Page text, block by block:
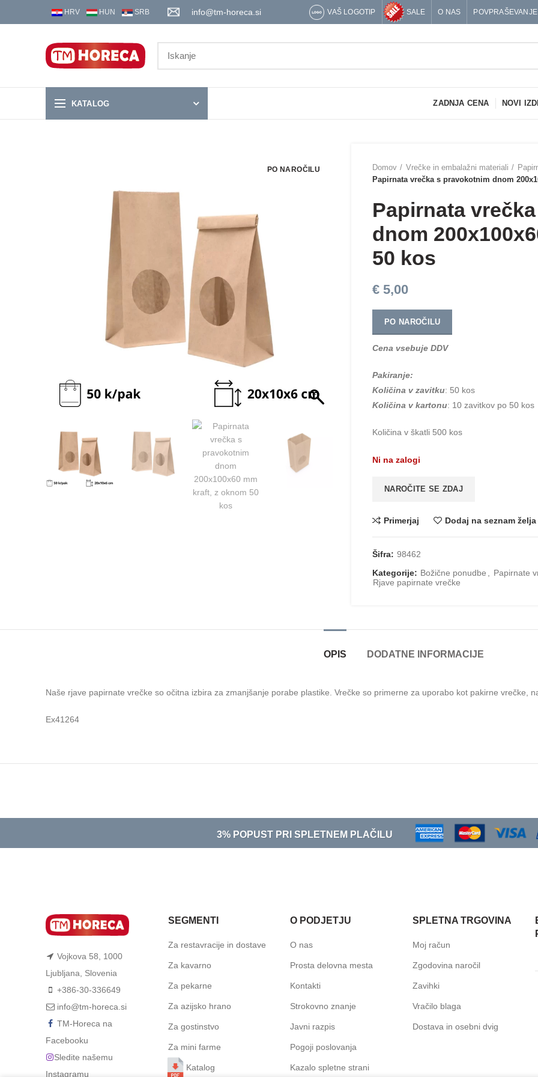
HRV HUN SRB info@tm-horeca.si VAŠ LOGOTIP SALE O NAS POVPRAŠEVANJE
KATALOG ZADNJA CENA NOVI
PO NAROČILU Domov Vrečke in embalažni materiali
Papirnata vrečka s pravokotnim dnom
Papirnata
dnom
50 kos
€5,00
PO NAROČILU
Cena vsebuje DDV
Pakiranje:
Količina v zavitku: 50 kos
Količina v kartonu: 10 zavitkov po 50 kos
Količina v škatli 500 kos
Ni na zalogi
NAROČITE SE ZDAJ
Primerjaj Dodaj na seznam želja
Šifra: 98462
Kategorije: Božične ponudbe
Papirnate
Rjave papirnate vrečke
OPIS DODATNE INFORMACIJE
Naše rjave papirnate vrečke so očitna izbira za zmanjšanje porabe plastike. Vrečke so primerne za uporabo kot pakirne vrečke,
Ex41264
3% POPUST PRI SPLETNEM PLAČILU
Vojkova 58, 1000
Ljubljana, Slovenia
+386-30-336649
info@tm-horeca.si
TM-Horeca na
Facebooku
Sledite našemu
Instagramu
SEGMENTI
Za restavracije in dostave
Za kavarno
Za pekarne
Za azijsko hrano
Za gostinstvo
Za mini farme
Katalog
O PODJETJU
O nas
Prosta delovna mesta
Kontakti
Strokovno znanje
Javni razpis
Pogoji poslovanja
Kazalo spletne strani
SPLETNA TRGOVINA
Moj račun
Zgodovina naročil
Zavihki
Vračilo blaga
Dostava in osebni dvig